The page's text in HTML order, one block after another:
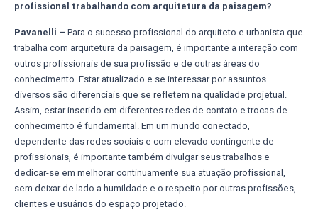
profissional trabalhando com arquitetura da paisagem?
Pavanelli – Para o sucesso profissional do arquiteto e urbanista que
trabalha com arquitetura da paisagem, é importante a interação com
outros profissionais de sua profissão e de outras áreas do
conhecimento. Estar atualizado e se interessar por assuntos
diversos são diferenciais que se refletem na qualidade projetual.
Assim, estar inserido em diferentes redes de contato e trocas de
conhecimento é fundamental. Em um mundo conectado,
dependente das redes sociais e com elevado contingente de
profissionais, é importante também divulgar seus trabalhos e
dedicar-se em melhorar continuamente sua atuação profissional,
sem deixar de lado a humildade e o respeito por outras profissões,
clientes e usuários do espaço projetado.